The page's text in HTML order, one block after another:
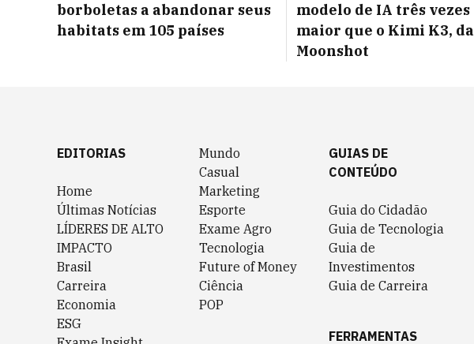
borboletas a abandonar seus
habitats em 105 países
modelo de IA três vezes
maior que o Kimi K3, da
Moonshot
EDITORIAS
Home
Últimas Notícias
LÍDERES DE ALTO
IMPACTO
Brasil
Carreira
Economia
ESG
Mundo
Casual
Marketing
Esporte
Exame Agro
Tecnologia
Future of Money
Ciência
POP
GUIAS DE
CONTEÚDO
Guia do Cidadão
Guia de Tecnologia
Guia de
Investimentos
Guia de Carreira
FERRAMENTAS